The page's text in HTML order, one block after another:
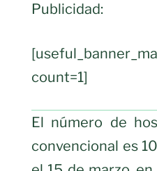
Publicidad:
count=1]
El número de
convencional es